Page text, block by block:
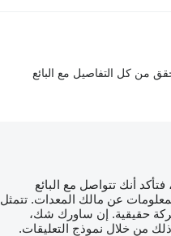
من كل التفاصيل مع البائع
أنك تتواصل مع البائع
عن مالك المعدات. تتمثل
حقيقية. إن ساورك شك،
من خلال نموذج التعليقات.